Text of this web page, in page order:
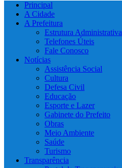
Principal
A Cidade
A Prefeitura
Estrutura Administrativa
Telefones Úteis
Fale Conosco
Notícias
Assistência Social
Cultura
Defesa Civil
Educação
Esporte e Lazer
Gabinete do Prefeito
Obras
Meio Ambiente
Saúde
Turismo
Transparência